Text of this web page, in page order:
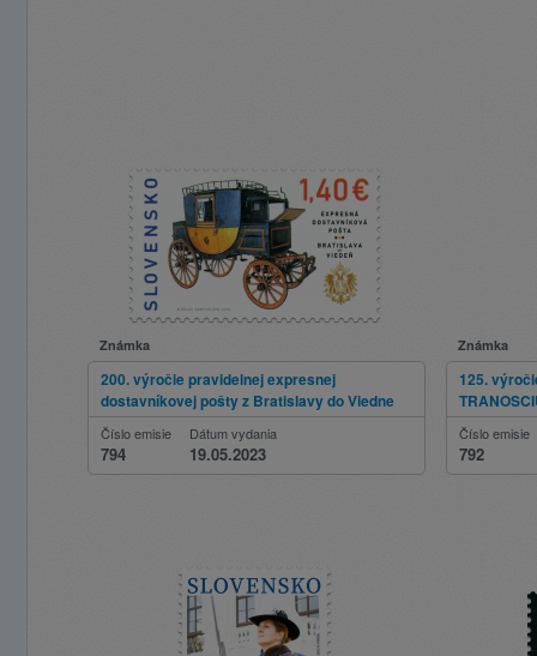
Známka
200. výročie pravidelnej expresnej
dostavníkovej pošty z Bratislavy do Viedne
Číslo emisie
794
Dátum vydania
19.05.2023
Známka
125.
Číslo emisie
792